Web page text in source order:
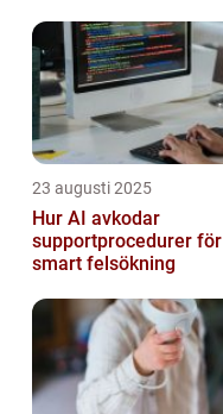
23 augusti 2025
Hur AI avkodar
supportprocedurer för
smart felsökning